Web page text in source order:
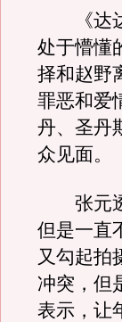
《达达
处于懵懂
择和赵野
罪恶和爱
丹、圣丹
众见面。
张元透
但是一直
又勾起拍
冲突，但
表示，让